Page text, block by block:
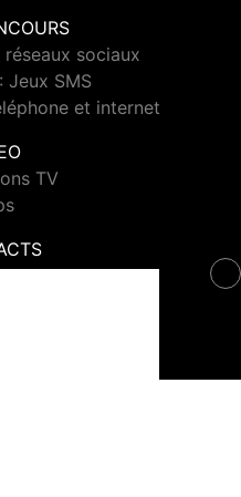
sociaux
Jeux SMS
et internet
TV